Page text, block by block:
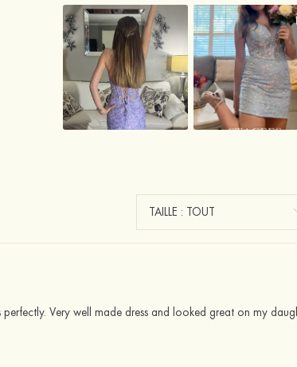
Very well made dress and looked great on my